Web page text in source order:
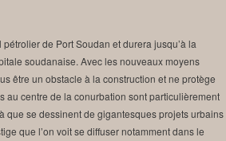
de Port Soudan et durera jusqu’à la
soudanaise. Avec les nouveaux moyens
être un obstacle à la construction et ne protège
au centre de la conurbation sont particulièrement
que se dessinent de gigantesques projets urbains
que l’on voit se diffuser notamment dans le